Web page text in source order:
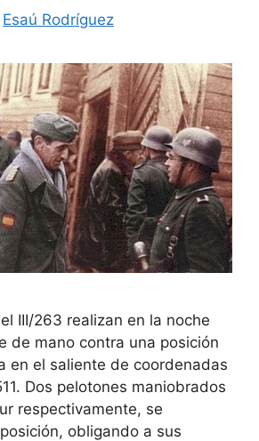
Esaú Rodríguez
III/263 realizan en la noche
de mano contra una posición
en el saliente de coordenadas
Dos pelotones maniobrados
respectivamente, se
obligando a sus